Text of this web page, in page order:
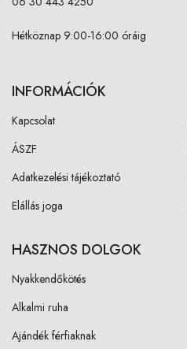
Hétköznap 9:00-16:00 óráig
INFORMÁCIÓK
Kapcsolat
ÁSZF
Adatkezelési tájékoztató
Elállás joga
HASZNOS DOLGOK
Nyakkendőkötés
Alkalmi ruha
Ajándék férfiaknak